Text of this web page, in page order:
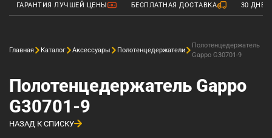
ГАРАНТИЯ ЛУЧШЕЙ ЦЕНЫ БЕСПЛАТНАЯ ДОСТАВКА 30
Главная Каталог Аксессуары Полотенцедержатели
Полотенцедержатель
Gappo G30701-9
Полотенцедержатель Gappo
G30701-9
НАЗАД К СПИСКУ